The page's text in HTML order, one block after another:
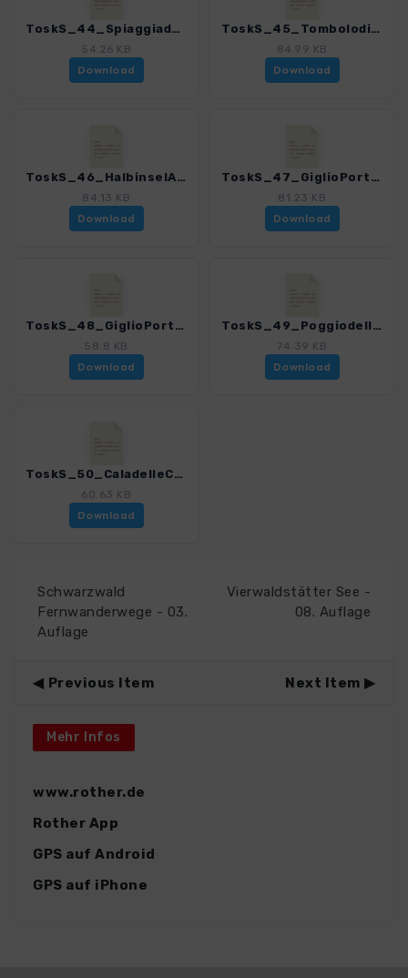
ToskS_44_SpiaggiadelleCannelle_4169_7.gpx
54.26 KB
Download
ToskS_45_TombolodiFeniglia_4169_7.gpx
84.99 KB
Download
ToskS_46_HalbinselArgentario_4169_7.gpx
84.13 KB
Download
ToskS_47_GiglioPortoPuntadelFenaio_4169_7.gpx
81.23 KB
Download
ToskS_48_GiglioPortoCampese_4169_7.gpx
58.8 KB
Download
ToskS_49_PoggiodellaPagana_4169_7.gpx
74.39 KB
Download
ToskS_50_CaladelleCannelle_4169_7.gpx
60.63 KB
Download
Schwarzwald
Fernwanderwege - 03.
Auflage
Vierwaldstätter See -
08. Auflage
Previous Item Next Item
Mehr Infos
www.rother.de
Rother App
GPS auf Android
GPS auf iPhone